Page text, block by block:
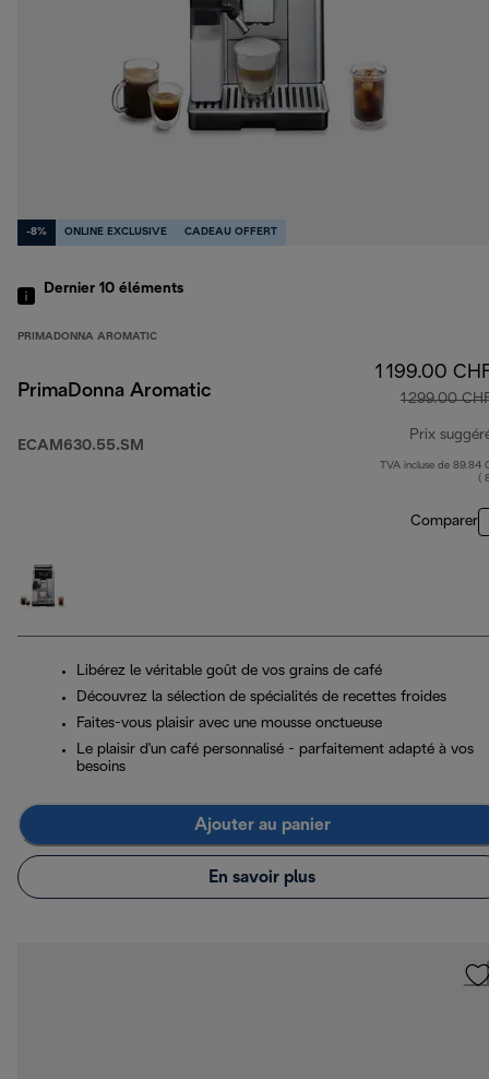
-8% ONLINE EXCLUSIVE CADEAU OFFERT
Dernier 10 éléments
PRIMADONNA AROMATIC
PrimaDonna Aromatic
ECAM630.55.SM
1 199.00
1 299.00
Prix
TVA incluse de 89.84
(
Comparer
Libérez le véritable goût de vos grains de café
Découvrez la sélection de spécialités de recettes froides
Faites-vous plaisir avec une mousse onctueuse
Le plaisir d'un café personnalisé - parfaitement adapté à vos
besoins
Ajouter au panier
En savoir plus